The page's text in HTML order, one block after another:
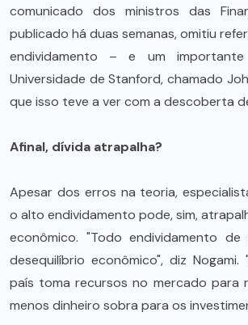
comunicado dos ministros das
publicado há duas semanas, omitiu
endividamento – e um
Universidade de Stanford, chamado
que isso teve a ver com a descoberta
Afinal, dívida atrapalha?
Apesar dos erros na teoria,
o alto endividamento pode, sim,
econômico. "Todo endividamento
desequilíbrio econômico", diz Nogami.
país toma recursos no mercado para
menos dinheiro sobra para os